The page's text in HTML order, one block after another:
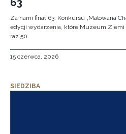
63
Za nami finał 63. Konkursu „Malowana
edycji wydarzenia, które Muzeum Ziemi
raz 50.
15 czerwca, 2026
SIEDZIBA